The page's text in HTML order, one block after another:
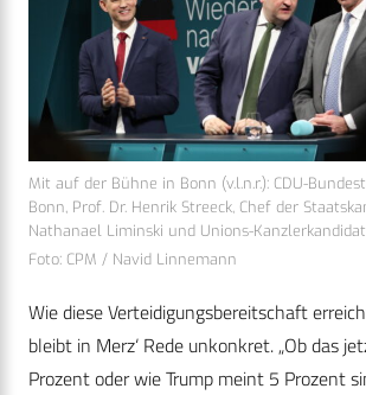
Mit auf der Bühne in Bonn (v.l.n.r.): CDU-
Bonn, Prof. Dr. Henrik Streeck, Chef der
Nathanael Liminski und Unions-
Foto: CPM / Navid Linnemann
Wie diese Verteidigungsbereitschaft
bleibt in Merz‘ Rede unkonkret. „Ob das
Prozent oder wie Trump meint 5 Prozent